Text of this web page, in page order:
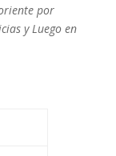
por
y Luego en